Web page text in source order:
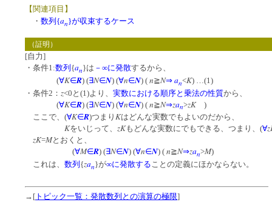
【関連項目】
・ 数列{an}が収束するケース
（証明）
[自力]
・条件1:数列 {an}は －∞に発散するから、
(∀K∈R) (∃N∈N) (∀n∈N) ( n≧N⇒ an<K) …(1)
・条件2： z<0と(1)より、 実数における順序と乗法の性質から、
(∀K∈R) (∃N∈N) (∀n∈N) ( n≧N⇒zan>zK)
ここで、(∀K∈R)つまり Kはどんな実数でもよいのだから、
Kをいじって、 zKもどんな実数にでもできる、つまり、(∀
zK=Mとおくと、
(∀M∈R) (∃N∈N) (∀n∈N) ( n≧N⇒zan>M)
これは、 数列 {zan}が∞に発散する ことの定義にほかならない。
→[ トピック一覧：発散数列との演算の極限]